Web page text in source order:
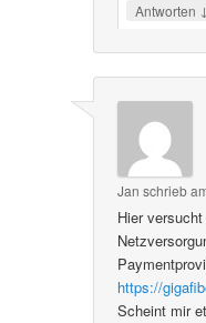
Antworten ↓
Jan schrieb
Hier
https://
Scheint mir